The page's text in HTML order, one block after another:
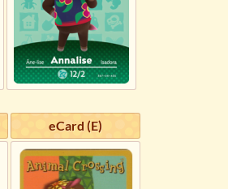
eCard (E)